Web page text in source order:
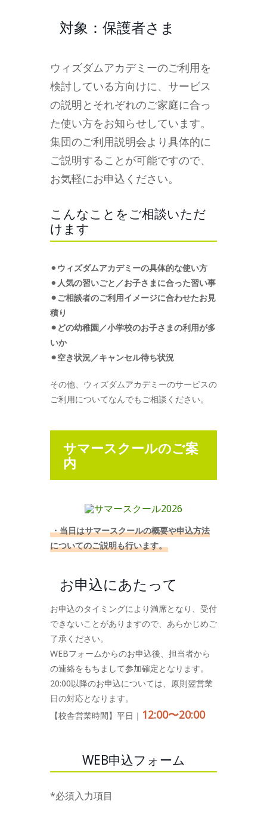
対象：保護者さま
ウィズダムアカデミーのご利用を
検討している方向けに、サービス
の説明とそれぞれのご家庭に合っ
た使い方をお知らせしています。
集団のご利用説明会より具体的に
ご説明することが可能ですので、
お気軽にお申込ください。
こんなことをご相談いただ
けます
⚫︎ ウィズダムアカデミーの具体的な使い方
⚫︎ 人気の習いごと／お子さまに合った習い事
⚫︎ご相談者のご利用イメージに合わせたお見
積り
⚫︎どの幼稚園／小学校のお子さまの利用が多
いか
⚫︎空き状況／キャンセル待ち状況
その他、ウィズダムアカデミーのサービスの
ご利用についてなんでもご相談ください。
サマースクールのご案
内
・当日はサマースクールの概要や申込方法
についてのご説明も行います。
お申込にあたって
お申込のタイミングにより満席となり、受付
できないことがありますので、あらかじめご
了承ください。
WEBフォームからのお申込後、担当者から
の連絡をもちまして参加確定となります。
20:00以降のお申込については、原則翌営業
日の対応となります。
【校舎営業時間】平日｜ 12:00〜20:00
WEB申込フォーム
*必須入力項目